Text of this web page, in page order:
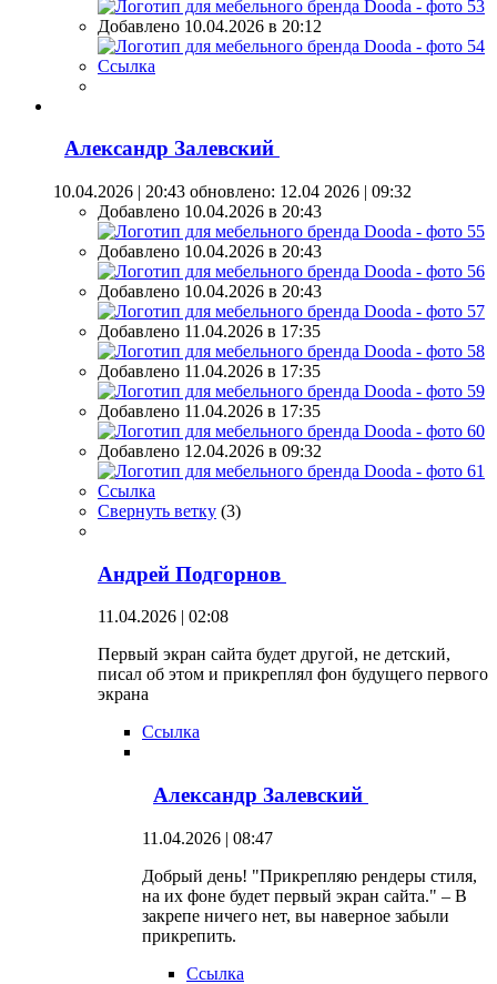
Добавлено 10.04.2026 в 20:12
Ссылка
Александр Залевский
10.04.2026 | 20:43 обновлено: 12.04 2026 | 09:32
Добавлено 10.04.2026 в 20:43
Добавлено 10.04.2026 в 20:43
Добавлено 10.04.2026 в 20:43
Добавлено 11.04.2026 в 17:35
Добавлено 11.04.2026 в 17:35
Добавлено 11.04.2026 в 17:35
Добавлено 12.04.2026 в 09:32
Ссылка
Свернуть ветку (3)
Андрей Подгорнов
11.04.2026 | 02:08
Первый экран сайта будет другой, не детский,
писал об этом и прикреплял фон будущего первого
экрана
Ссылка
Александр Залевский
11.04.2026 | 08:47
Добрый день! "Прикрепляю рендеры стиля,
на их фоне будет первый экран сайта." – В
закрепе ничего нет, вы наверное забыли
прикрепить.
Ссылка